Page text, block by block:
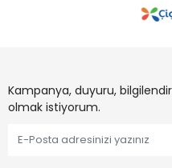
Kampanya, duyuru,
olmak istiyorum.